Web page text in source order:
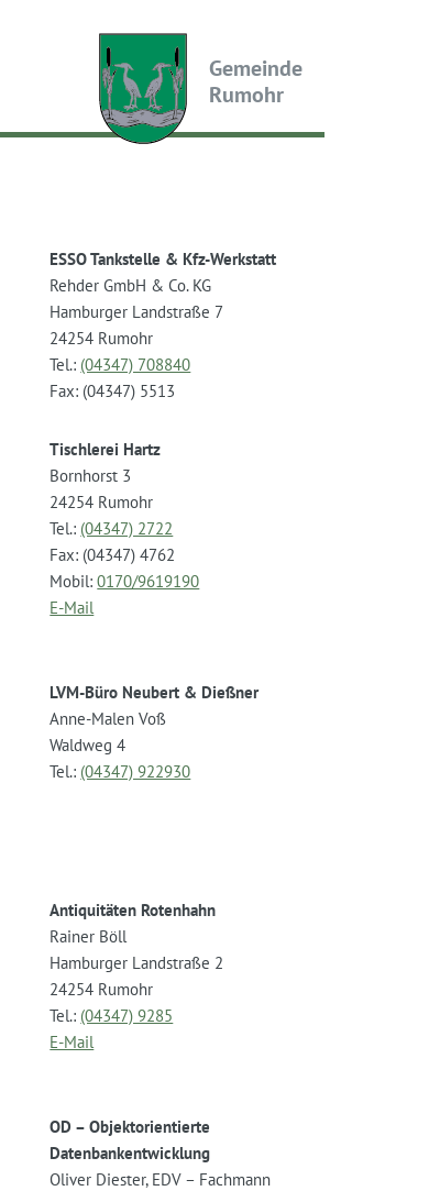
Gemeinde
Rumohr
ESSO Tankstelle & Kfz-Werkstatt
Rehder GmbH & Co. KG
Hamburger Landstraße 7
24254 Rumohr
Tel.: (04347) 708840
Fax: (04347) 5513
Tischlerei Hartz
Bornhorst 3
24254 Rumohr
Tel.: (04347) 2722
Fax: (04347) 4762
Mobil:0170/9619190
E-Mail
LVM-Büro Neubert & Dießner
Anne-Malen Voß
Waldweg 4
Tel.: (04347) 922930
Antiquitäten Rotenhahn
Rainer Böll
Hamburger Landstraße 2
24254 Rumohr
Tel.: (04347) 9285
E-Mail
OD – Objektorientierte
Datenbankentwicklung
Oliver Diester, EDV – Fachmann